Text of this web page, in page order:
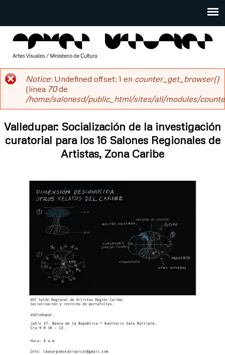
Main
menu
al
contenido
principal
salonesdeartistas
Mensaje
de
error
Notice: Undefined offset: 1 en counter_get_browser()
(línea 70de
/home/salonesd/public_html/sites/all/modules/
Valledupar: Socialización de la investigación
curatorial para los 16 Salones Regionales de
Artistas, Zona Caribe